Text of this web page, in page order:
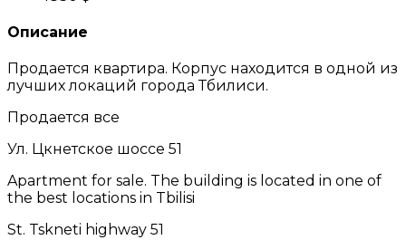
Описание
Продается квартира. Корпус находится в одной из
лучших локаций города Тбилиси.
Продается все
Ул. Цкнетское шоссе 51
Apartment for sale. The building is located in one of
the best locations in Tbilisi
St. Tskneti highway 51